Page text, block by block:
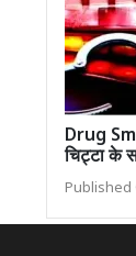
Drug
चिट्टा के
Published